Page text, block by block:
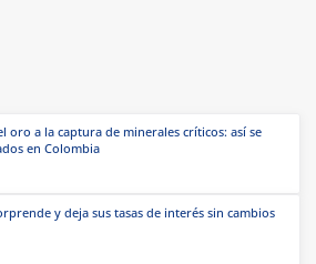
oro a la captura de minerales críticos: así se
en Colombia
y deja sus tasas de interés sin cambios